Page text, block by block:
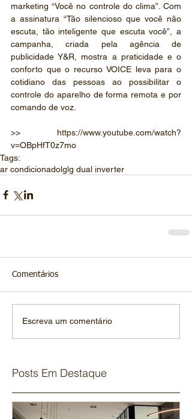
marketing “Você no controle do clima”. Com
a assinatura “Tão silencioso que você não
escuta, tão inteligente que escuta você”, a
campanha, criada pela agência de
publicidade Y&R, mostra a praticidade e o
conforto que o recurso VOICE leva para o
cotidiano das pessoas ao possibilitar o
controle do aparelho de forma remota e por
comando de voz.
>> https://www.youtube.com/watch?
v=OBpHfT0z7mo
Tags:
ar condicionadolglg dual inverter
Comentários
Escreva um comentário
Posts Em Destaque